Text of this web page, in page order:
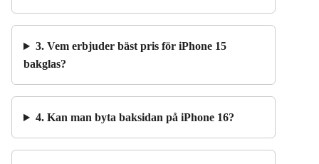
3. Vem erbjuder bäst pris för iPhone 15
bakglas?
4. Kan man byta baksidan på iPhone 16?